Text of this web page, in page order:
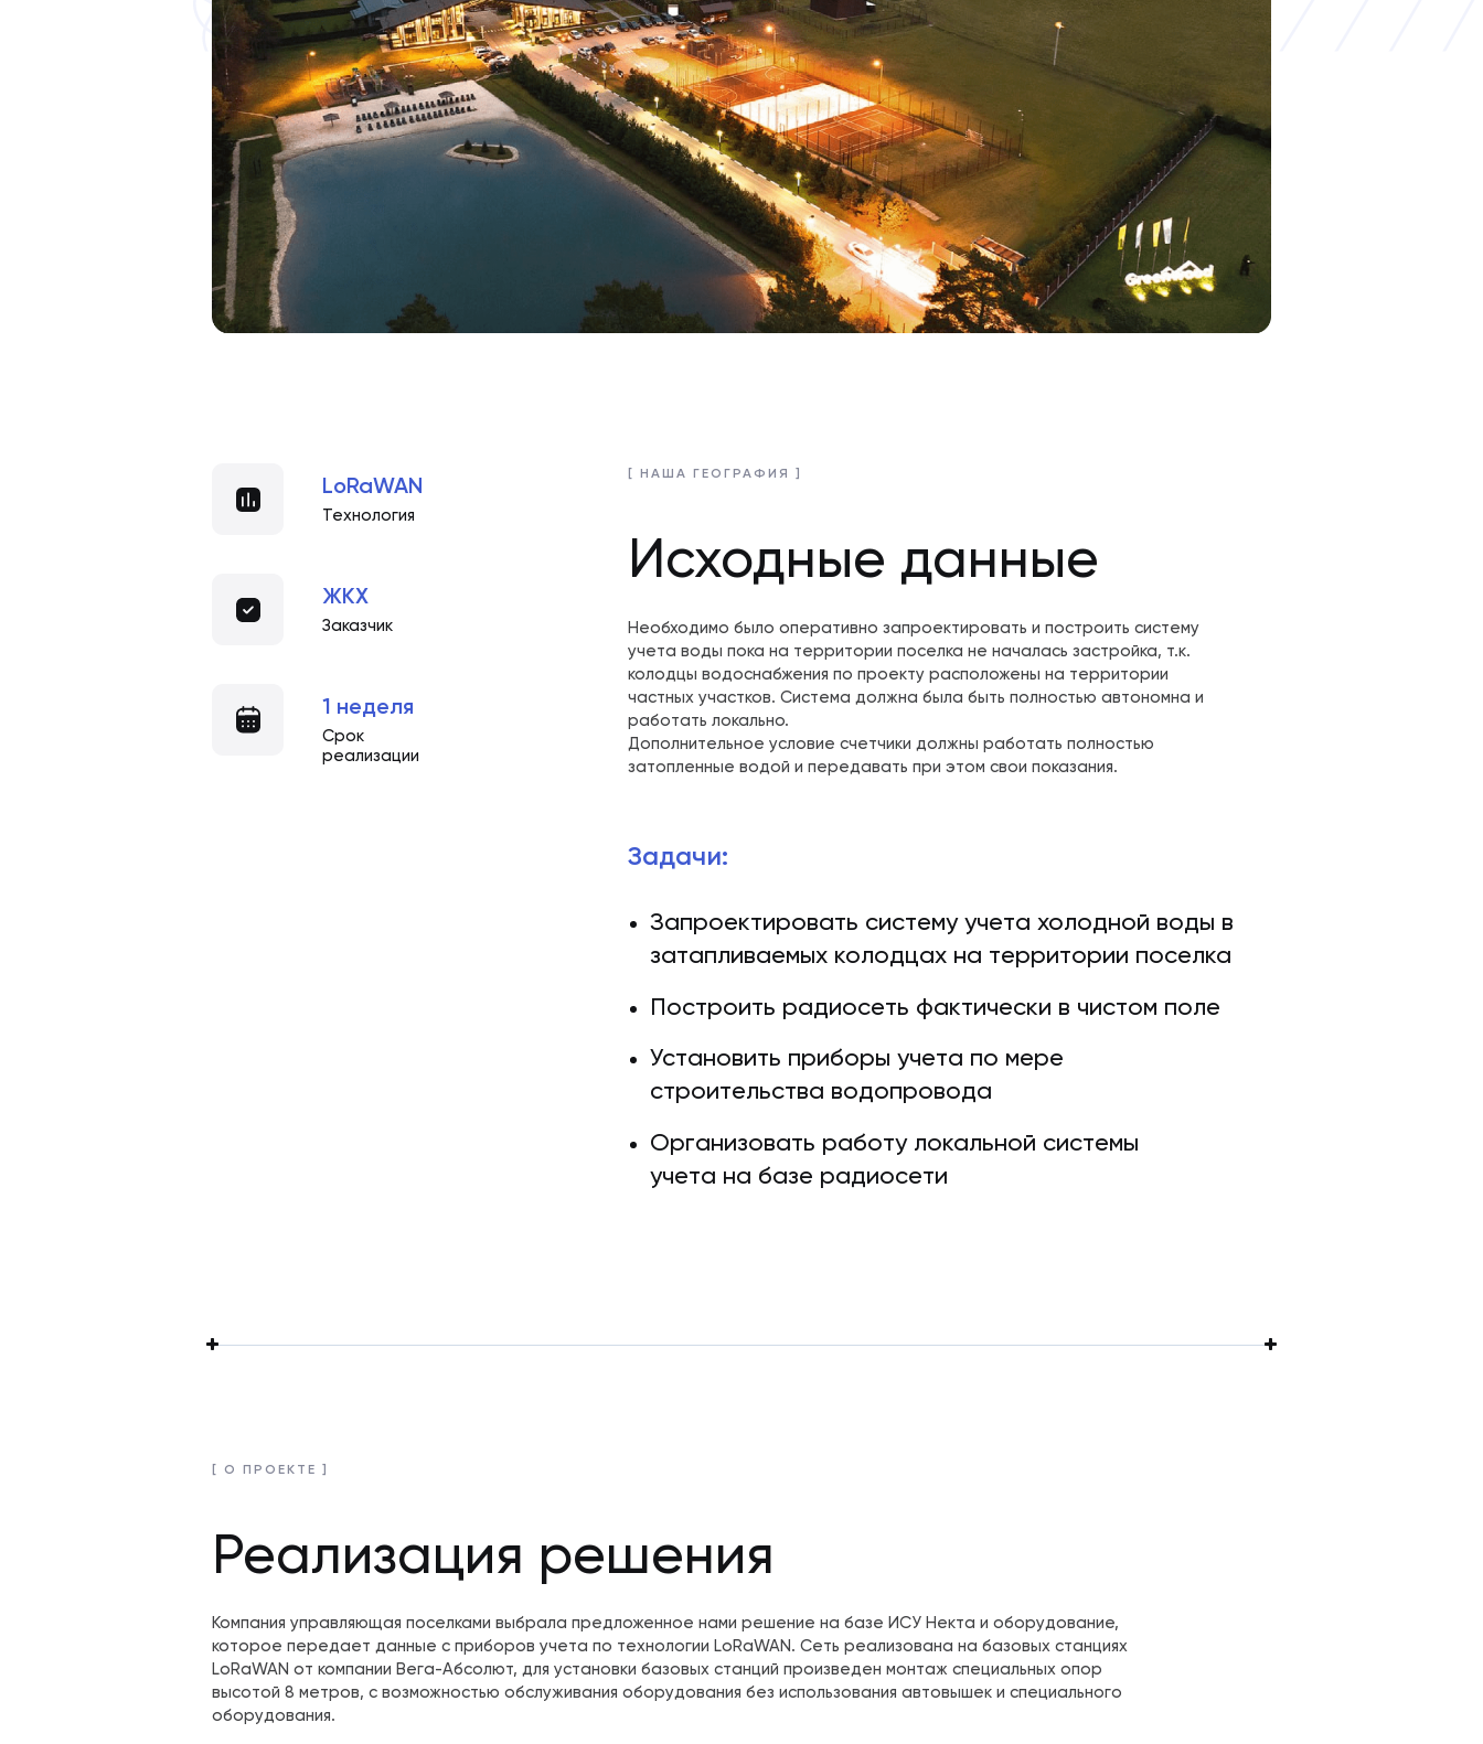
Исходные данные
Необходимо было оперативно запроектировать и построить систему
учета воды пока на территории поселка не началась застройка, т.к.
колодцы водоснабжения по проекту расположены на территории
частных участков. Система должна была быть полностью автономна и
работать локально.
Дополнительное условие счетчики должны работать полностью
затопленные водой и передавать при этом свои показания.
Запроектировать систему учета холодной воды в
затапливаемых колодцах на территории поселка
Построить радиосеть фактически в чистом поле
Установить приборы учета по мере
строительства водопровода
Задачи:
ЖКХ
Заказчик
1 неделя
Срок
реализации
[ НАША ГЕОГРАФИЯ ]
LoRaWAN
Технология
Организовать работу локальной системы
учета на базе радиосети
Реализация решения
Компания управляющая поселками выбрала предложенное нами решение на базе ИСУ Некта и оборудование,
которое передает данные с приборов учета по технологии LoRaWAN. Сеть реализована на базовых станциях
LoRaWAN от компании Вега-Абсолют, для установки базовых станций произведен монтаж специальных опор
высотой 8 метров, с возможностью обслуживания оборудования без использования автовышек и специального
оборудования.
[ О ПРОЕКТЕ ]